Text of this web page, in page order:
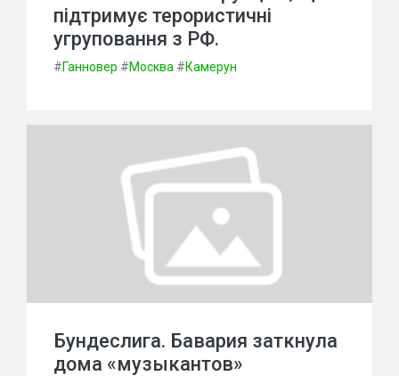
підтримує терористичні
угруповання з РФ.
#Ганновер #Москва #Камерун
Бундеслига. Бавария заткнула
дома «музыкантов»